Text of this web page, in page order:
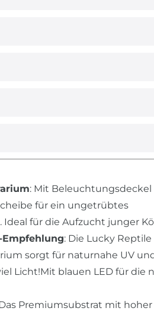
: Mit Beleuchtungsdeckel
für ein ungetrübtes
Ideal für die Aufzucht junger
Empfehlung: Die Lucky
sorgt für naturnahe UV
Licht!Mit blauen LED für die
Premiumsubstrat mit